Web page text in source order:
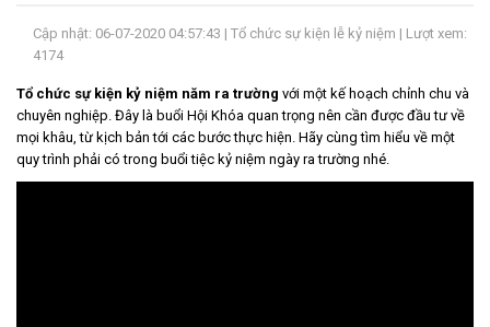
HỆ
Cập nhật: 06-07-2020 04:57:43 | Tổ chức sự kiện lễ kỷ niệm | Lượt xem:
4174
Tổ chức sự kiện kỷ niệm năm ra trường với một kế hoạch chỉnh chu và
chuyên nghiệp. Đây là buổi Hội Khóa quan trọng nên cần được đầu tư về
mọi khâu, từ kịch bản tới các bước thực hiện. Hãy cùng tìm hiểu về một
quy trình phải có trong buổi tiệc kỷ niệm ngày ra trường nhé.